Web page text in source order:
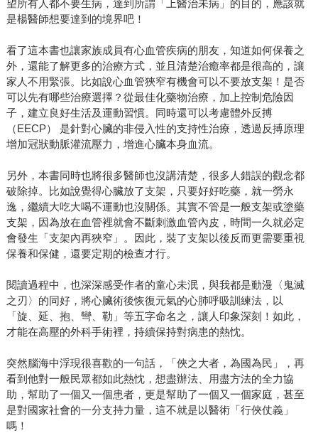
望所有人都不要生病，達到所謂「上醫治未病」的目的，應該就
是楊醫師想要達到的境界吧！
看了這本書也讓家族成員有心血管疾病的朋友，知道如何保養之
外，還能了解更多的治療方式，並且清楚治癒率都是很高的，讓
家人不用緊張。比如說心血管狹窄有機會可以不要放支架！是否
可以先有哪些治療選擇？從最佳化藥物治療，加上控制危險因
子，建立良好生活及運動習慣。同時還可以考慮體外反搏
（EECP） 是針對心臟的非侵入性的支持性治療，透過反搏原理
增加冠狀動脈灌流壓力，增進心臟本身血流。
另外，本書同時也將很多醫師也沒講清楚，很多人錯誤的觀念都
破除掉。比如說覺得心臟放了支架，只要好好吃藥，就一勞永
逸，繼續大吃大喝不運動也沒關係。其實不管是一般支架或塗藥
支架，因為放在血管裡就會不斷刺激血管內皮，時間一久就必定
會發生「支架內再狹窄」。因此，裝了支架以後反而更需要重視
保養和保健，還要定期的檢查才行。
閱讀過程中，也深深感受作者的童心未泯，與我都是動漫〈鬼滅
之刃〉的同好，將心臟術後恢復元氣的心肺呼吸訓練法，以
「旋、延、抱、彎、勒」等五字命名之，讓人印象深刻！如此，
才能在高壓的外科手術裡，持續保持對病患的熱忱。
突然腦海中浮現很喜歡的一句話，「俠之大者，為國為民」，再
看到他對一般民眾都如此熱忱，想盡辦法、用盡方法的全力協
助，幫助了一個又一個患者，更是幫助了一個又一個家庭，甚至
是對國家社會的一分支持力量，這不就是以醫術「行俠仗義」
嗎！